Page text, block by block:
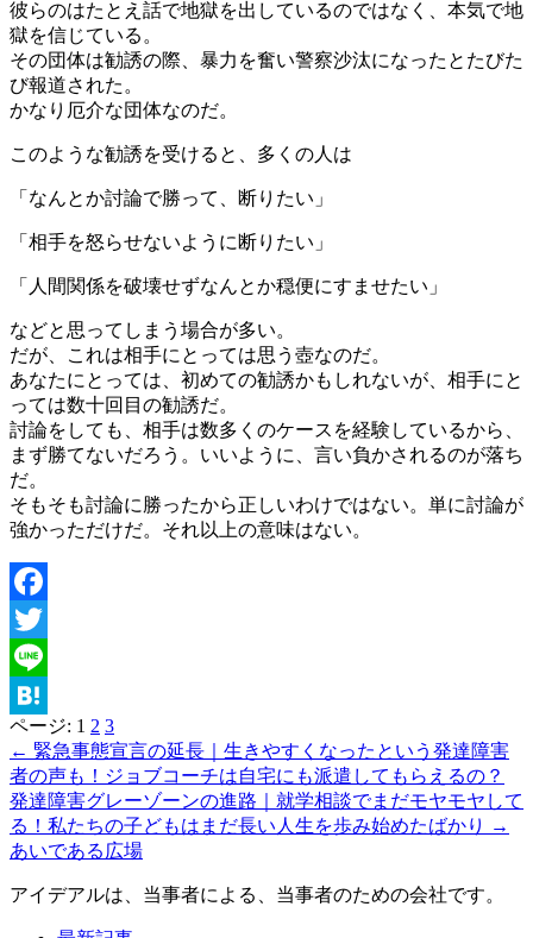
彼らのはたとえ話で地獄を出しているのではなく、本気で地
獄を信じている。
その団体は勧誘の際、暴力を奮い警察沙汰になったとたびた
び報道された。
かなり厄介な団体なのだ。
このような勧誘を受けると、多くの人は
「なんとか討論で勝って、断りたい」
「相手を怒らせないように断りたい」
「人間関係を破壊せずなんとか穏便にすませたい」
などと思ってしまう場合が多い。
だが、これは相手にとっては思う壺なのだ。
あなたにとっては、初めての勧誘かもしれないが、相手にと
っては数十回目の勧誘だ。
討論をしても、相手は数多くのケースを経験しているから、
まず勝てないだろう。いいように、言い負かされるのが落ち
だ。
そもそも討論に勝ったから正しいわけではない。単に討論が
強かっただけだ。それ以上の意味はない。
Facebook
Twitter
Line
Hatena
ページ: 1 2 3
← 緊急事態宣言の延長｜生きやすくなったという発達障害
者の声も！ジョブコーチは自宅にも派遣してもらえるの？
発達障害グレーゾーンの進路｜就学相談でまだモヤモヤして
る！私たちの子どもはまだ長い人生を歩み始めたばかり →
あいである広場
アイデアルは、当事者による、当事者のための会社です。